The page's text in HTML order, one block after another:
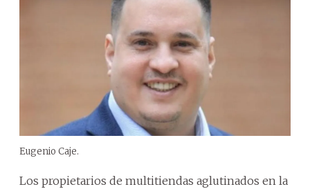
Eugenio Caje.
Los propietarios de multitiendas aglutinados en la